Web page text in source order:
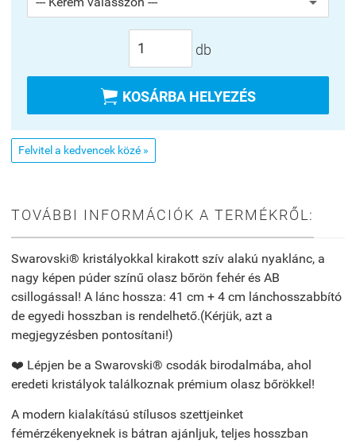
db
 KOSÁRBA HELYEZÉS
Felvitel a kedvencek közé »
TOVÁBBI INFORMÁCIÓK A TERMÉKRŐL:
Swarovski® kristályokkal kirakott szív alakú nyaklánc, a
nagy képen púder színű olasz bőrön fehér és AB
csillogással! A lánc hossza: 41 cm + 4 cm lánchosszabbító
de egyedi hosszban is rendelhető.(Kérjük, azt a
megjegyzésben pontosítani!)
❤️ Lépjen be a Swarovski® csodák birodalmába, ahol
eredeti kristályok találkoznak prémium olasz bőrökkel!
A modern kialakítású stílusos szettjeinket
fémérzékenyeknek is bátran ajánljuk, teljes hosszban